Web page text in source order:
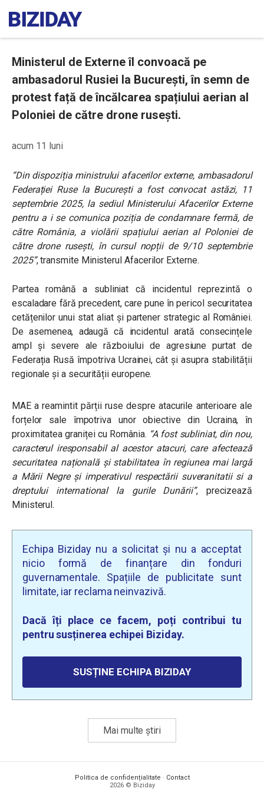
Ministerul de Externe îl convoacă pe
ambasadorul Rusiei la București, în semn de
protest față de încălcarea spațiului aerian al
Poloniei de către drone rusești.
acum 11 luni
“Din dispoziția ministrului afacerilor externe, ambasadorul
Federației Ruse la București a fost convocat astăzi, 11
septembrie 2025, la sediul Ministerului Afacerilor Externe
pentru a i se comunica poziția de condamnare fermă, de
către România, a violării spațiului aerian al Poloniei de
către drone rusești, în cursul nopții de 9/10 septembrie
2025”, transmite Ministerul Afacerilor Externe.
Partea română a subliniat că incidentul reprezintă o
escaladare fără precedent, care pune în pericol securitatea
cetățenilor unui stat aliat și partener strategic al României.
De asemenea, adaugă că incidentul arată consecințele
ampl și severe ale războiului de agresiune purtat de
Federația Rusă împotriva Ucrainei, cât și asupra stabilității
regionale și a securității europene.
MAE a reamintit părții ruse despre atacurile anterioare ale
forțelor sale împotriva unor obiective din Ucraina, în
proximitatea graniței cu România. “A fost subliniat, din nou,
caracterul iresponsabil al acestor atacuri, care afectează
securitatea națională și stabilitatea în regiunea mai largă
a Mării Negre și imperativul respectării suveranitatii si a
dreptului international la gurile Dunării”, precizează
Ministerul.
Echipa Biziday nu a solicitat și nu a acceptat
nicio formă de finanțare din fonduri
guvernamentale. Spațiile de publicitate sunt
limitate, iar reclama neinvazivă.
Dacă îți place ce facem, poți contribui tu
pentru susținerea echipei Biziday.
SUSȚINE ECHIPA BIZIDAY
Mai multe știri
Politica de confidențialitate · Contact
2026 © Biziday